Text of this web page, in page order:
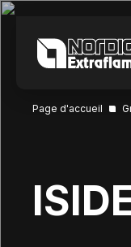
Page d'accueil